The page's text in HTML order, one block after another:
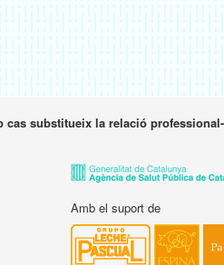
cas substitueix la relació
Amb el suport de